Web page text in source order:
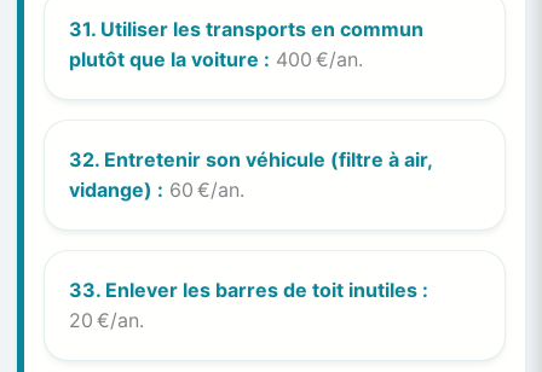
31. Utiliser les transports en commun
plutôt que la voiture : 400 €/an.
32. Entretenir son véhicule (filtre à air,
vidange) : 60 €/an.
33. Enlever les barres de toit inutiles :
20 €/an.